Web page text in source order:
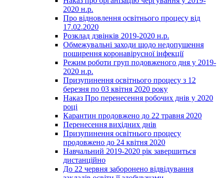
2020 н.р.
Про відновлення освітнього процесу від
17.02.2020
Розклад дзвінків 2019-2020 н.р.
Обмежувальні заходи щодо недопушення
поширення коронавірусної інфекції
Режим роботи груп подовженого дня у 2019-
2020 н.р.
Призупинення освітнього процесу з 12
березня по 03 квітня 2020 року
Наказ Про перенесення робочих днів у 2020
році
Карантин продовжено до 22 травня 2020
Перенесення вихідних днів
Призупинення освітнього процесу
продовжено до 24 квітня 2020
Навчальний 2019-2020 рік завершиться
дистанційно
До 22 червня заборонено відвідування